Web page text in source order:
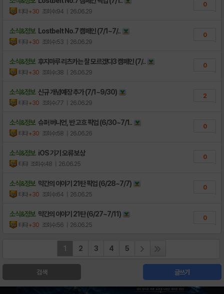
티탸+30 조회수:94 | 26.06.29
0
소식&정보 Lostbelt No.7 캠페인 (7/1~7/..
티탸+30 조회수:53 | 26.06.29
0
소식&정보 후지마루 리츠카는 잘 모르겠다3 캠페인 (7/..
티탸+30 조회수:38 | 26.06.29
0
소식&정보 신규 개념예장 추가 (7/1~9/30)
티탸+30 조회수:77 | 26.06.29
2
소식&정보 슈퍼 버니언, 반 고흐 픽업 (6/30~7/1..
티탸+30 조회수:58 | 26.06.26
0
소식&정보 iOS 기기 오류 보상
티탸 조회수:48 | 26.06.25
0
소식&정보 막간의 이야기 21탄 픽업 (6/28~7/7)
티탸+30 조회수:64 | 26.06.25
0
소식&정보 막간의 이야기 21탄 (6/27~7/11)
티탸+30 조회수:56 | 26.06.25
0
1 2 3 4 5
검색 글쓰기